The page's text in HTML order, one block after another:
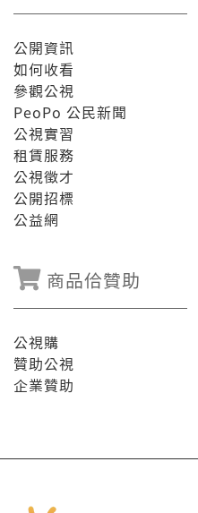
公開資訊
如何收看
參觀公視
PeoPo 公民新聞
公視實習
租賃服務
公視徵才
公開招標
公益網
商品佮贊助
公視購
贊助公視
企業贊助